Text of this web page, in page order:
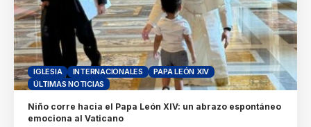
IGLESIA INTERNACIONALES
PAPA LEÓN XIV
ÚLTIMAS NOTICIAS
Niño corre hacia el Papa León XIV: un abrazo espontáneo
emociona al Vaticano